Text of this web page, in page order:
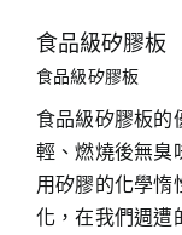
食品級矽膠板
食品級矽膠板
食品級矽膠板的
輕、燃燒後無臭
用矽膠的化學惰
化，在我們週遭